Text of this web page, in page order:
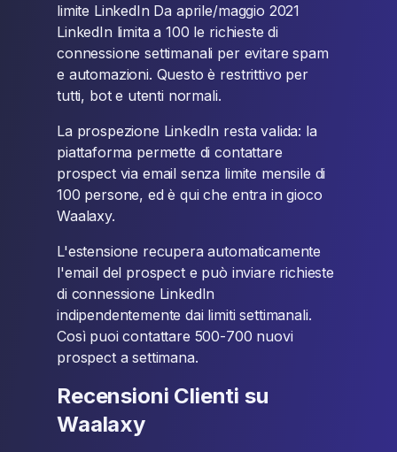
limite LinkedIn Da aprile/maggio 2021
LinkedIn limita a 100 le richieste di
connessione settimanali per evitare spam
e automazioni. Questo è restrittivo per
tutti, bot e utenti normali.
La prospezione LinkedIn resta valida: la
piattaforma permette di contattare
prospect via email senza limite mensile di
100 persone, ed è qui che entra in gioco
Waalaxy.
L'estensione recupera automaticamente
l'email del prospect e può inviare richieste
di connessione LinkedIn
indipendentemente dai limiti settimanali.
Così puoi contattare 500-700 nuovi
prospect a settimana.
Recensioni Clienti su
Waalaxy